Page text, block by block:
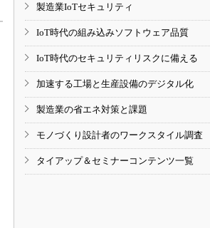
製造業IoTセキュリティ
IoT時代の組み込みソフトウェア品質
IoT時代のセキュリティリスクに備える
加速する工場と生産設備のデジタル化
製造業の省エネ対策と課題
モノづくり設計者のワークスタイル調査
タイアップ＆セミナーコンテンツ一覧